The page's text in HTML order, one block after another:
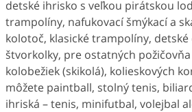
detské ihrisko s veľkou pirátskou
trampolíny, nafukovací šmýkací a
kolotoč, klasické trampolíny,
štvorkolky, pre ostatných
kolobežiek (skikolá), kolieskových
môžete paintball, stolný tenis,
ihriská – tenis, minifutbal, volejbal